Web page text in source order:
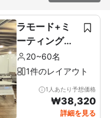
ラモード+ミ
ーティングル
ーム20~60名
1件のレイアウト
1人あたり予想価格
₩38,320
詳細を見る